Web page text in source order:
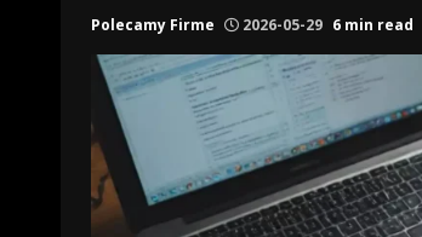
Polecamy Firme 2026-05-29 6 min read